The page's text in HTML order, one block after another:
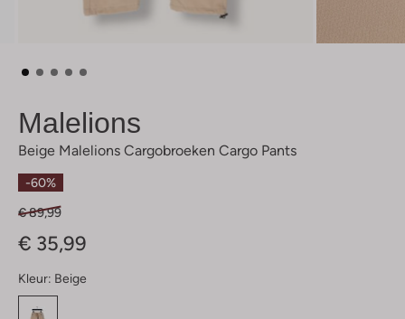
Malelions
Beige Malelions Cargobroeken Cargo Pants
-60%
€ 89,99
€ 35,99
Kleur: Beige